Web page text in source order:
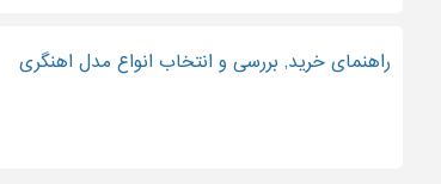
راهنمای خرید, بررسی و انتخاب انواع مدل اهنگری